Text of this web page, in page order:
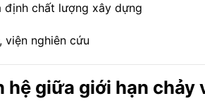
định chất lượng xây dựng
viện nghiên cứu
hệ giữa giới hạn chảy